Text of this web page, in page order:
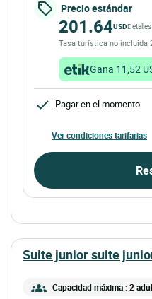
Precio estándar
201.64USD
Tasa turística no incluida
Gana 11,52
Pagar en el momento
Ver condiciones tarifarias
suite junior suite
Capacidad máxima : 2